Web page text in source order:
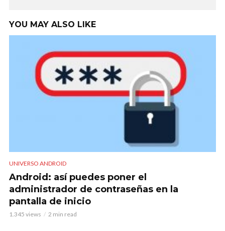
YOU MAY ALSO LIKE
UNIVERSO ANDROID
Android: así puedes poner el
administrador de contraseñas en la
pantalla de inicio
1.345 views 2 min read